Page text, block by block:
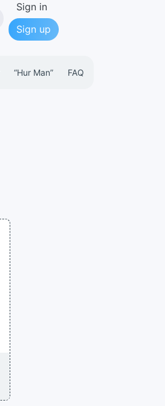
Sign in
Sign up
“hur Man” FAQ